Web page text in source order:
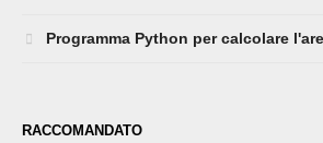
Programma Python per calcolare
RACCOMANDATO